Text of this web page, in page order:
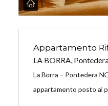
Appartamento Rif.
LA BORRA,
La Borra – Pontedera
appartamento posto al